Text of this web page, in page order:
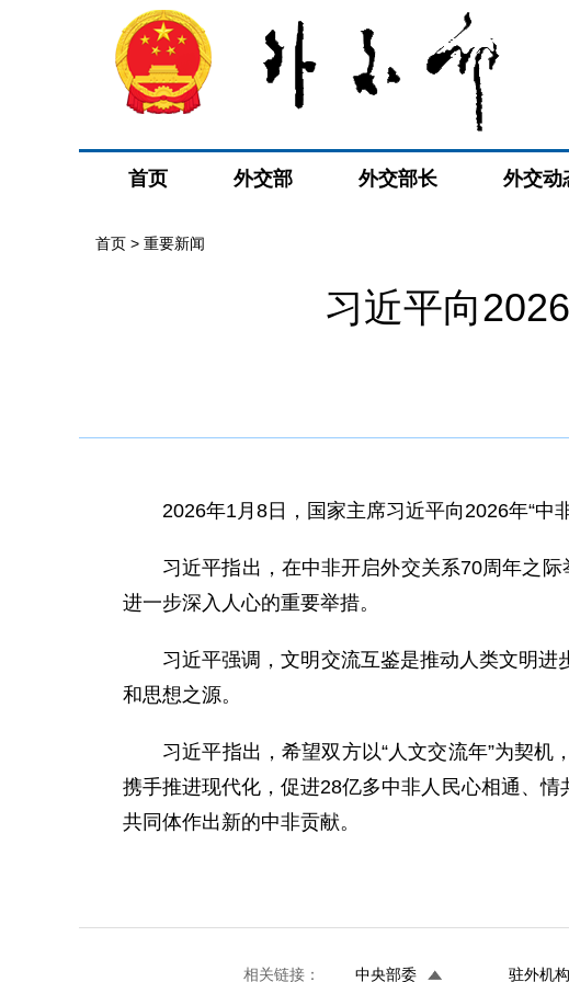
首页 外交部 外交部长 外交动
首页 > 重要新闻
习近平向
2026年1月8日，国家主席习近平向2026年“中
习近平指出，在中非开启外交关系70周年之
进一步深入人心的重要举措。
习近平强调，文明交流互鉴是推动人类文明
和思想之源。
习近平指出，希望双方以“人文交流年”为契
携手推进现代化，促进28亿多中非人民心相通、
共同体作出新的中非贡献。
相关链接： 中央部委 驻外机构